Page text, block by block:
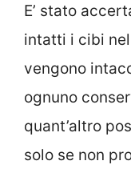
E’ stato
intatti i cibi
vengono
ognuno
quant’altro
solo se non